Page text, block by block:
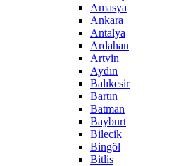
Amasya
Ankara
Antalya
Ardahan
Artvin
Aydın
Balıkesir
Bartın
Batman
Bayburt
Bilecik
Bingöl
Bitlis